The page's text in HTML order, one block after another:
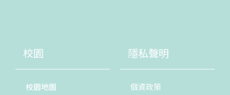
校園
校園地圖
隱私聲明
個資政策